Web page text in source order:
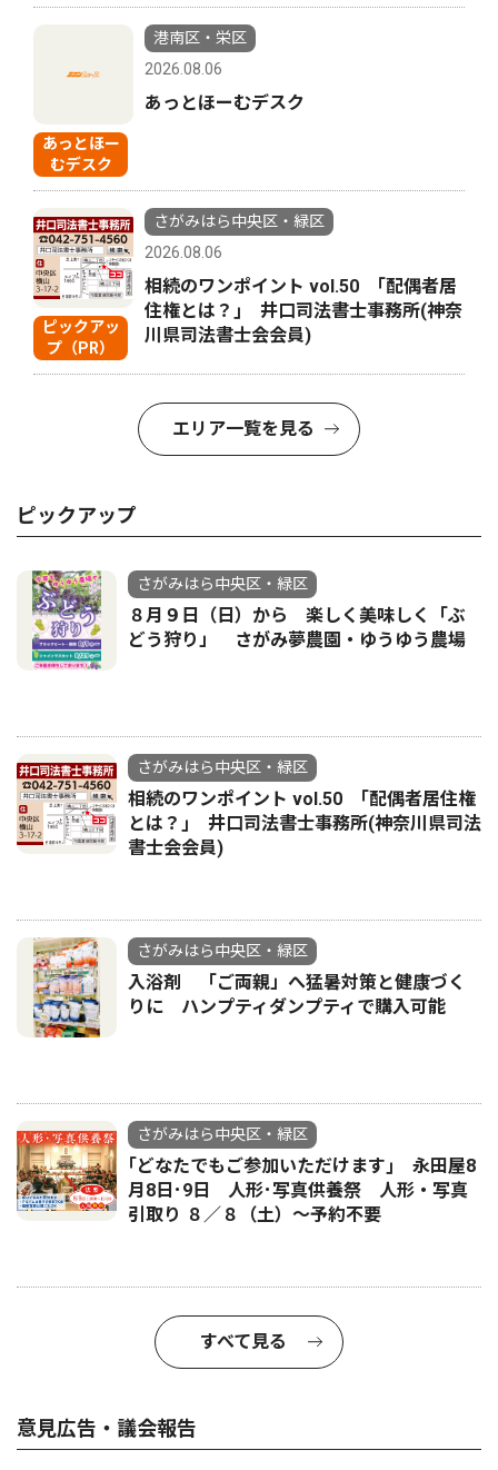
あっとほー
むデスク
港南区・栄区
2026.08.06
あっとほーむデスク
ピックアッ
プ（PR）
さがみはら中央区・緑区
2026.08.06
相続のワンポイント vol.50 ｢配偶者居
住権とは？｣ 井口司法書士事務所(神奈
川県司法書士会会員)
エリア一覧を見る
ピックアップ
さがみはら中央区・緑区
８月９日（日）から 楽しく美味しく「ぶ
どう狩り」 さがみ夢農園・ゆうゆう農場
さがみはら中央区・緑区
相続のワンポイント vol.50 ｢配偶者居住権
とは？｣ 井口司法書士事務所(神奈川県司法
書士会会員)
さがみはら中央区・緑区
入浴剤 「ご両親」へ猛暑対策と健康づく
りに ハンプティダンプティで購入可能
さがみはら中央区・緑区
｢どなたでもご参加いただけます｣ 永田屋8
月8日･9日 人形･写真供養祭 人形・写真
引取り ８／８（土）〜予約不要
すべて見る
意見広告・議会報告